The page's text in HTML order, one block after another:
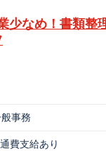
少なめ！書類整
事務
費支給あり